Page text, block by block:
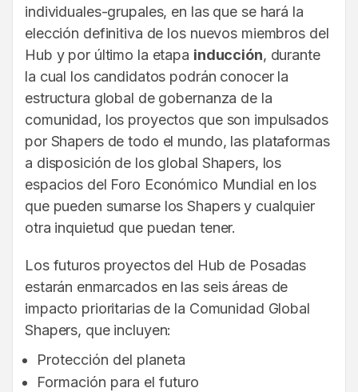
individuales-grupales, en las que se hará la
elección definitiva de los nuevos miembros del
Hub y por último la etapa inducción, durante
la cual los candidatos podrán conocer la
estructura global de gobernanza de la
comunidad, los proyectos que son impulsados
por Shapers de todo el mundo, las plataformas
a disposición de los global Shapers, los
espacios del Foro Económico Mundial en los
que pueden sumarse los Shapers y cualquier
otra inquietud que puedan tener.
Los futuros proyectos del Hub de Posadas
estarán enmarcados en las seis áreas de
impacto prioritarias de la Comunidad Global
Shapers, que incluyen:
Protección del planeta
Formación para el futuro